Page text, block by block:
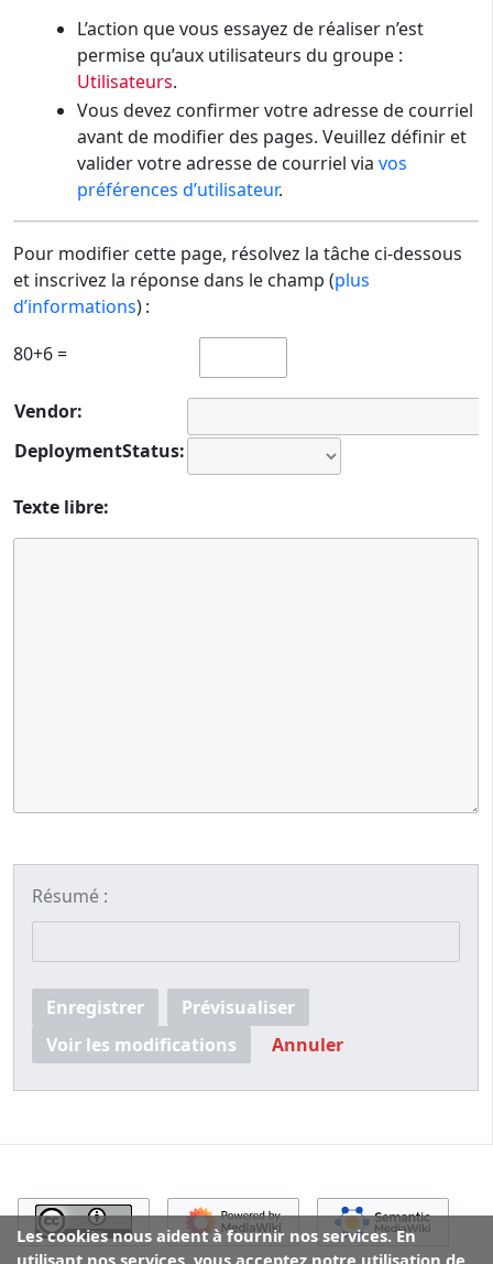
L’action que vous essayez de réaliser n’est
permise qu’aux utilisateurs du groupe :
Utilisateurs.
Vous devez confirmer votre adresse de courriel
avant de modifier des pages. Veuillez définir et
valider votre adresse de courriel via vos
préférences d’utilisateur.
Pour modifier cette page, résolvez la tâche ci-dessous
et inscrivez la réponse dans le champ (plus
d’informations) :
80+6 =
Vendor:
DeploymentStatus:
Texte libre:
Résumé :
Enregistrer
Prévisualiser
Voir les modifications
Annuler
Les cookies nous aident à fournir nos services. En
utilisant nos services, vous acceptez notre utilisation de